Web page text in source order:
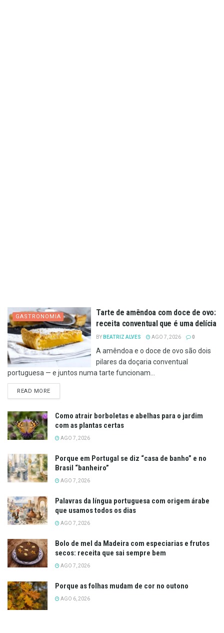
GASTRONOMIA
Tarte de amêndoa com doce de ovo:
receita conventual que é uma delícia
BY BEATRIZ ALVES AGO 7, 2026 0
A amêndoa e o doce de ovo são dois
pilares da doçaria conventual
portuguesa — e juntos numa tarte funcionam...
READ MOREDETAILS
Como atrair borboletas e abelhas para o jardim
com as plantas certas
AGO 7, 2026
Porque em Portugal se diz “casa de banho” e no
Brasil “banheiro”
AGO 7, 2026
Palavras da língua portuguesa com origem árabe
que usamos todos os dias
AGO 7, 2026
Bolo de mel da Madeira com especiarias e frutos
secos: receita que sai sempre bem
AGO 7, 2026
Porque as folhas mudam de cor no outono
AGO 6, 2026